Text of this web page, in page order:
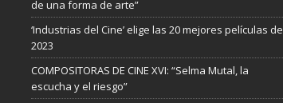
de una forma de arte”
‘Industrias del Cine’ elige las 20 mejores películas de
2023
COMPOSITORAS DE CINE XVI: “Selma Mutal, la
escucha y el riesgo”